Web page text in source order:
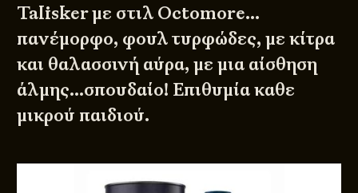
Talisker με στιλ Octomore…
πανέμορφο, φουλ τυρφώδες, με κίτρα
και θαλασσινή αύρα, με μια αίσθηση
άλμης…σπουδαίο! Επιθυμία καθε
μικρού παιδιού.